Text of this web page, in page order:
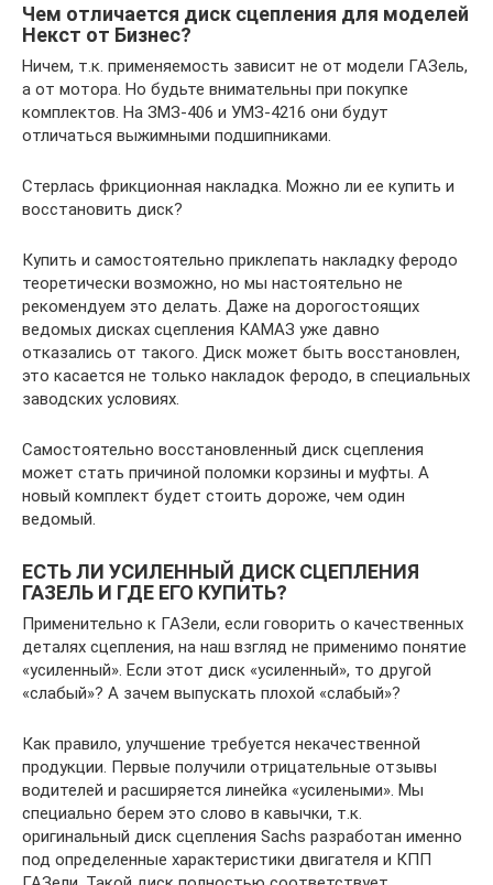
Чем отличается диск сцепления для моделей
Некст от Бизнес?
Ничем, т.к. применяемость зависит не от модели ГАЗель,
а от мотора. Но будьте внимательны при покупке
комплектов. На ЗМЗ-406 и УМЗ-4216 они будут
отличаться выжимными подшипниками.
Стерлась фрикционная накладка. Можно ли ее купить и
восстановить диск?
Купить и самостоятельно приклепать накладку феродо
теоретически возможно, но мы настоятельно не
рекомендуем это делать. Даже на дорогостоящих
ведомых дисках сцепления КАМАЗ уже давно
отказались от такого. Диск может быть восстановлен,
это касается не только накладок феродо, в специальных
заводских условиях.
Самостоятельно восстановленный диск сцепления
может стать причиной поломки корзины и муфты. А
новый комплект будет стоить дороже, чем один
ведомый.
ЕСТЬ ЛИ УСИЛЕННЫЙ ДИСК СЦЕПЛЕНИЯ
ГАЗЕЛЬ И ГДЕ ЕГО КУПИТЬ?
Применительно к ГАЗели, если говорить о качественных
деталях сцепления, на наш взгляд не применимо понятие
«усиленный». Если этот диск «усиленный», то другой
«слабый»? А зачем выпускать плохой «слабый»?
Как правило, улучшение требуется некачественной
продукции. Первые получили отрицательные отзывы
водителей и расширяется линейка «усилеными». Мы
специально берем это слово в кавычки, т.к.
оригинальный диск сцепления Sachs разработан именно
под определенные характеристики двигателя и КПП